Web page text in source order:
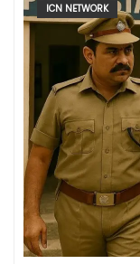
ICN NETWORK